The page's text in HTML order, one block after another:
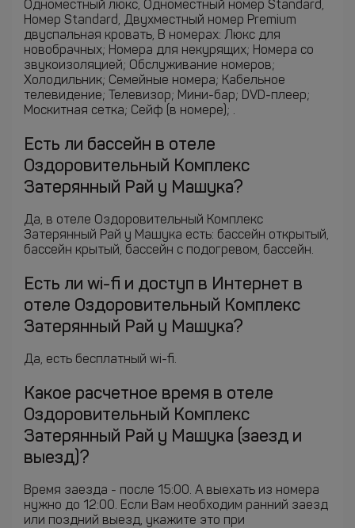
Одноместный люкс, Одноместный номер Standard,
Номер Standard, Двухместный номер Premium
двуспальная кровать, В номерах: Люкс для
новобрачных; Номера для некурящих; Номера со
звукоизоляцией; Обслуживание номеров;
Холодильник; Семейные номера; Кабельное
телевидение; Телевизор; Мини-бар; DVD-плеер;
Москитная сетка; Сейф (в номере); .
Есть ли бассейн в отеле
Оздоровительный Комплекс
Затерянный Рай у Машука?
Да, в отеле Оздоровительный Комплекс
Затерянный Рай у Машука есть: бассейн открытый,
бассейн крытый, бассейн с подогревом, бассейн.
Есть ли wi-fi и доступ в Интернет в
отеле Оздоровительный Комплекс
Затерянный Рай у Машука?
Да, есть бесплатный wi-fi.
Какое расчетное время в отеле
Оздоровительный Комплекс
Затерянный Рай у Машука (заезд и
выезд)?
Время заезда - после 15:00. А выехать из номера
нужно до 12:00. Если Вам необходим ранний заезд
или поздний выезд, укажите это при